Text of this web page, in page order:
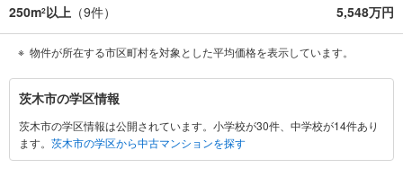
250m2以上 （9件） 5,548万円
物件が所在する市区町村を対象とした平均価格を表示しています。
茨
木
市
に
茨木市の学区情報
茨木市の学区情報は公開されています。小学校が30件、中学校が14件あり
ます。 茨木市の学区から中古マンションを探す